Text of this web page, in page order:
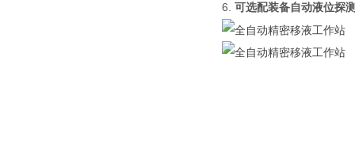
6. 可选配装备自动液位探